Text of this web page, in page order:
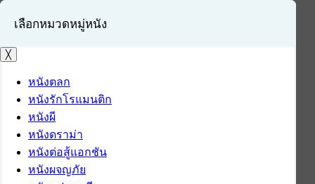
เข้าสู่ระบบ
สมัครสมาชิก
เลือกหมวดหมู่หนัง
╳
หนังตลก
หนังรักโรแมนติก
หนังผี
หนังดราม่า
หนังต่อสู้แอกชัน
หนังผจญภัย